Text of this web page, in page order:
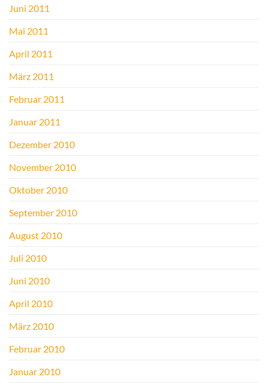
Juni 2011
Mai 2011
April 2011
März 2011
Februar 2011
Januar 2011
Dezember 2010
November 2010
Oktober 2010
September 2010
August 2010
Juli 2010
Juni 2010
April 2010
März 2010
Februar 2010
Januar 2010